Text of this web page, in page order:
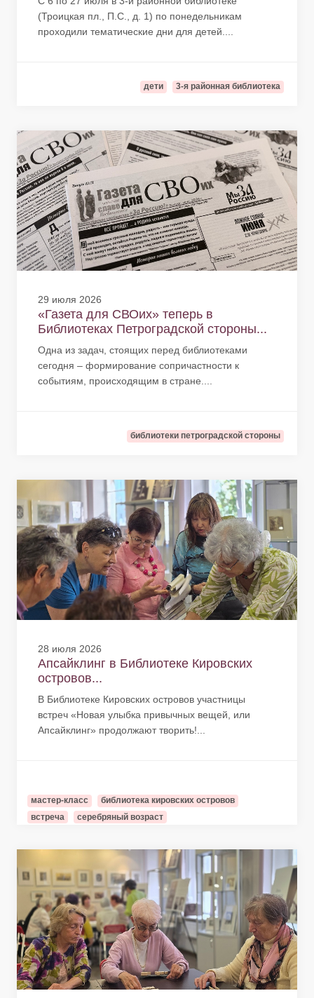
(Троицкая пл., П.С., д. 1) по понедельникам
проходили тематические дни для детей....
дети 3-я районная библиотека
29 июля 2026
«Газета для СВОих» теперь в
Библиотеках Петроградской стороны...
Одна из задач, стоящих перед библиотеками
сегодня – формирование сопричастности к
событиям, происходящим в стране....
библиотеки петроградской стороны
28 июля 2026
Апсайклинг в Библиотеке Кировских
островов...
В Библиотеке Кировских островов участницы
встреч «Новая улыбка привычных вещей, или
Апсайклинг» продолжают творить!...
мастер-класс
библиотека кировских островов
встреча
серебряный возраст